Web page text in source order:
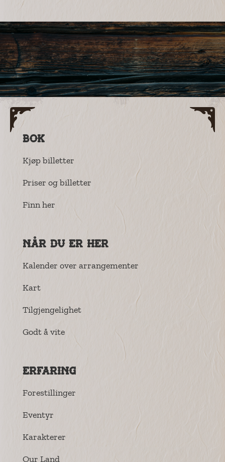
Bok
Kjøp billetter
Priser og billetter
Finn her
Når du er her
Kalender over arrangementer
Kart
Tilgjengelighet
Godt å vite
Erfaring
Forestillinger
Eventyr
Karakterer
Our Land